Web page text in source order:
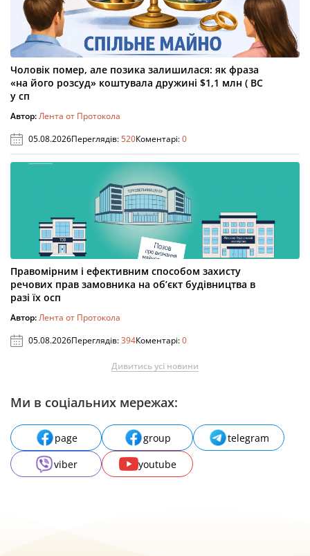
Чоловік помер, але позика залишилася: як фраза
«на його розсуд» коштувала дружині $1,1 млн ( ВС
у сп
Автор:Лента от Протокола
05.08.2026Переглядів:520Коментарі:0
Правомірним і ефективним способом захисту
речових прав замовника на об’єкт будівництва в
разі їх осп
Автор:Лента от Протокола
05.08.2026Переглядів:394Коментарі:0
Дивитись усі новини
Ми в соціальних мережах:
page group
telegram
viber
youtube